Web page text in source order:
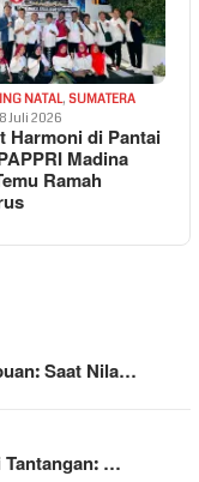
NATAL, SUMATERA
Juli 2026
Harmoni di Pantai
Madina
Ramah
Saat Nila…
…